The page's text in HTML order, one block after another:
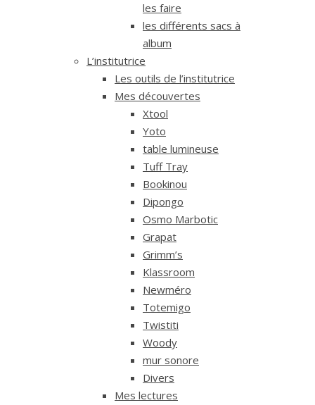
les faire
les différents sacs à
album
L’institutrice
Les outils de l’institutrice
Mes découvertes
Xtool
Yoto
table lumineuse
Tuff Tray
Bookinou
Dipongo
Osmo Marbotic
Grapat
Grimm’s
Klassroom
Newméro
Totemigo
Twistiti
Woody
mur sonore
Divers
Mes lectures